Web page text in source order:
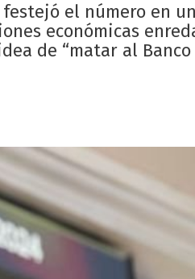
el número en
económicas
de “matar al Banco